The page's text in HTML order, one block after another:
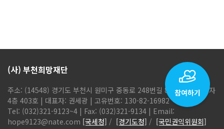
(사) 부천희망재단
주소: (14548) 경기도 부천시 원미구 중동로 248번길 86, 현해탑프라자
4층 403호 | 대표자: 권세광 | 고유번호: 130-82-16982
Tel: (032)321-9123~4 | Fax: (032)321-9134 | Email:
hope9123@nate.com [국세청] / [경기도청] / [국민권익위원회]